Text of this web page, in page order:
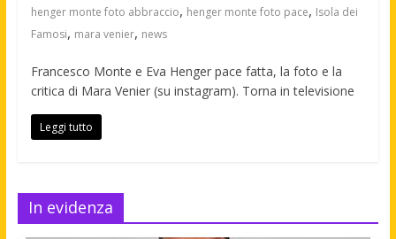
henger monte foto abbraccio, henger monte foto pace, Isola dei
Famosi, mara venier, news
Francesco Monte e Eva Henger pace fatta, la foto e la
critica di Mara Venier (su instagram). Torna in televisione
Leggi tutto
In evidenza